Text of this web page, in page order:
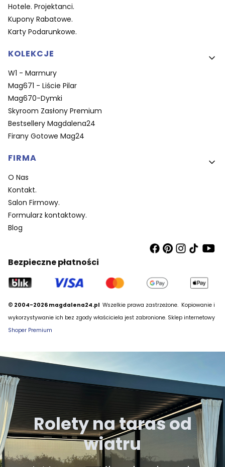
Hotele. Projektanci.
Kupony Rabatowe.
Karty Podarunkowe.
KOLEKCJE
W1 - Marmury
Mag671 - Liście Pilar
Mag670-Dymki
Skyroom Zasłony Premium
Bestsellery Magdalena24
Firany Gotowe Mag24
FIRMA
O Nas
Kontakt.
Salon Firmowy.
Formularz kontaktowy.
Blog
Bezpieczne płatności
© 2004-2026 magdalena24.pl Wszelkie prawa zastrzeżone. Kopiowanie i
wykorzystywanie ich bez zgody właściciela jest zabronione. Sklep internetowy
Shoper Premium
Rolety na taras od
wiatru